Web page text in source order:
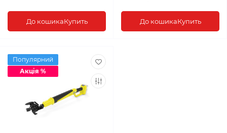
До кошикаКупить До кошикаКупить
Популярний
Акція %